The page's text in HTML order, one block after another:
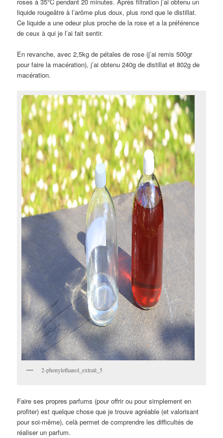
liquide rougeâtre à l’arôme plus doux, plus rond que le distillat.
Ce liquide a une odeur plus proche de la rose et a la préférence
de ceux à qui je l’ai fait sentir.
En revanche, avec 2,5kg de pétales de rose (j’ai remis 500gr
pour faire la macération), j’ai obtenu 240g de distillat et 802g de
macération.
2-phenylethanol_extrait_5
Faire ses propres parfums (pour offrir ou pour simplement en
profiter) est quelque chose que je trouve agréable (et valorisant
pour soi-même), celà permet de comprendre les difficultés de
réaliser un parfum.